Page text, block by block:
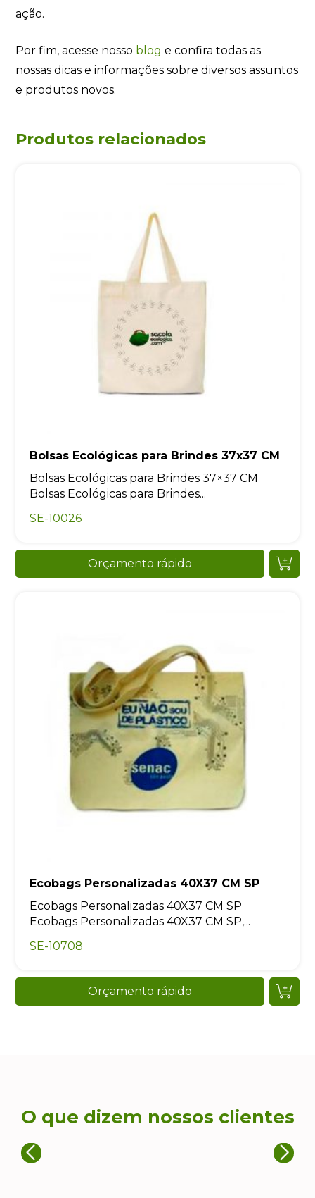
ação.
Por fim, acesse nosso blog e confira todas as
nossas dicas e informações sobre diversos assuntos
e produtos novos.
Produtos relacionados
Bolsas Ecológicas para Brindes 37x37 CM
Bolsas Ecológicas para Brindes 37×37 CM
Bolsas Ecológicas para Brindes...
SE-10026
Orçamento rápido
Ecobags Personalizadas 40X37 CM SP
Ecobags Personalizadas 40X37 CM SP
Ecobags Personalizadas 40X37 CM SP,...
SE-10708
Orçamento rápido
O que dizem nossos clientes